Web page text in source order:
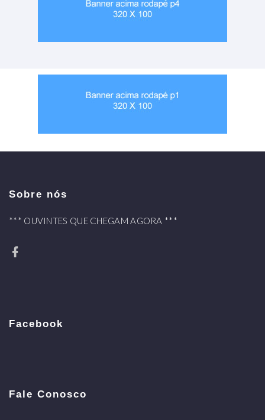
Sobre nós
*** OUVINTES QUE CHEGAM AGORA ***
Facebook
Fale Conosco